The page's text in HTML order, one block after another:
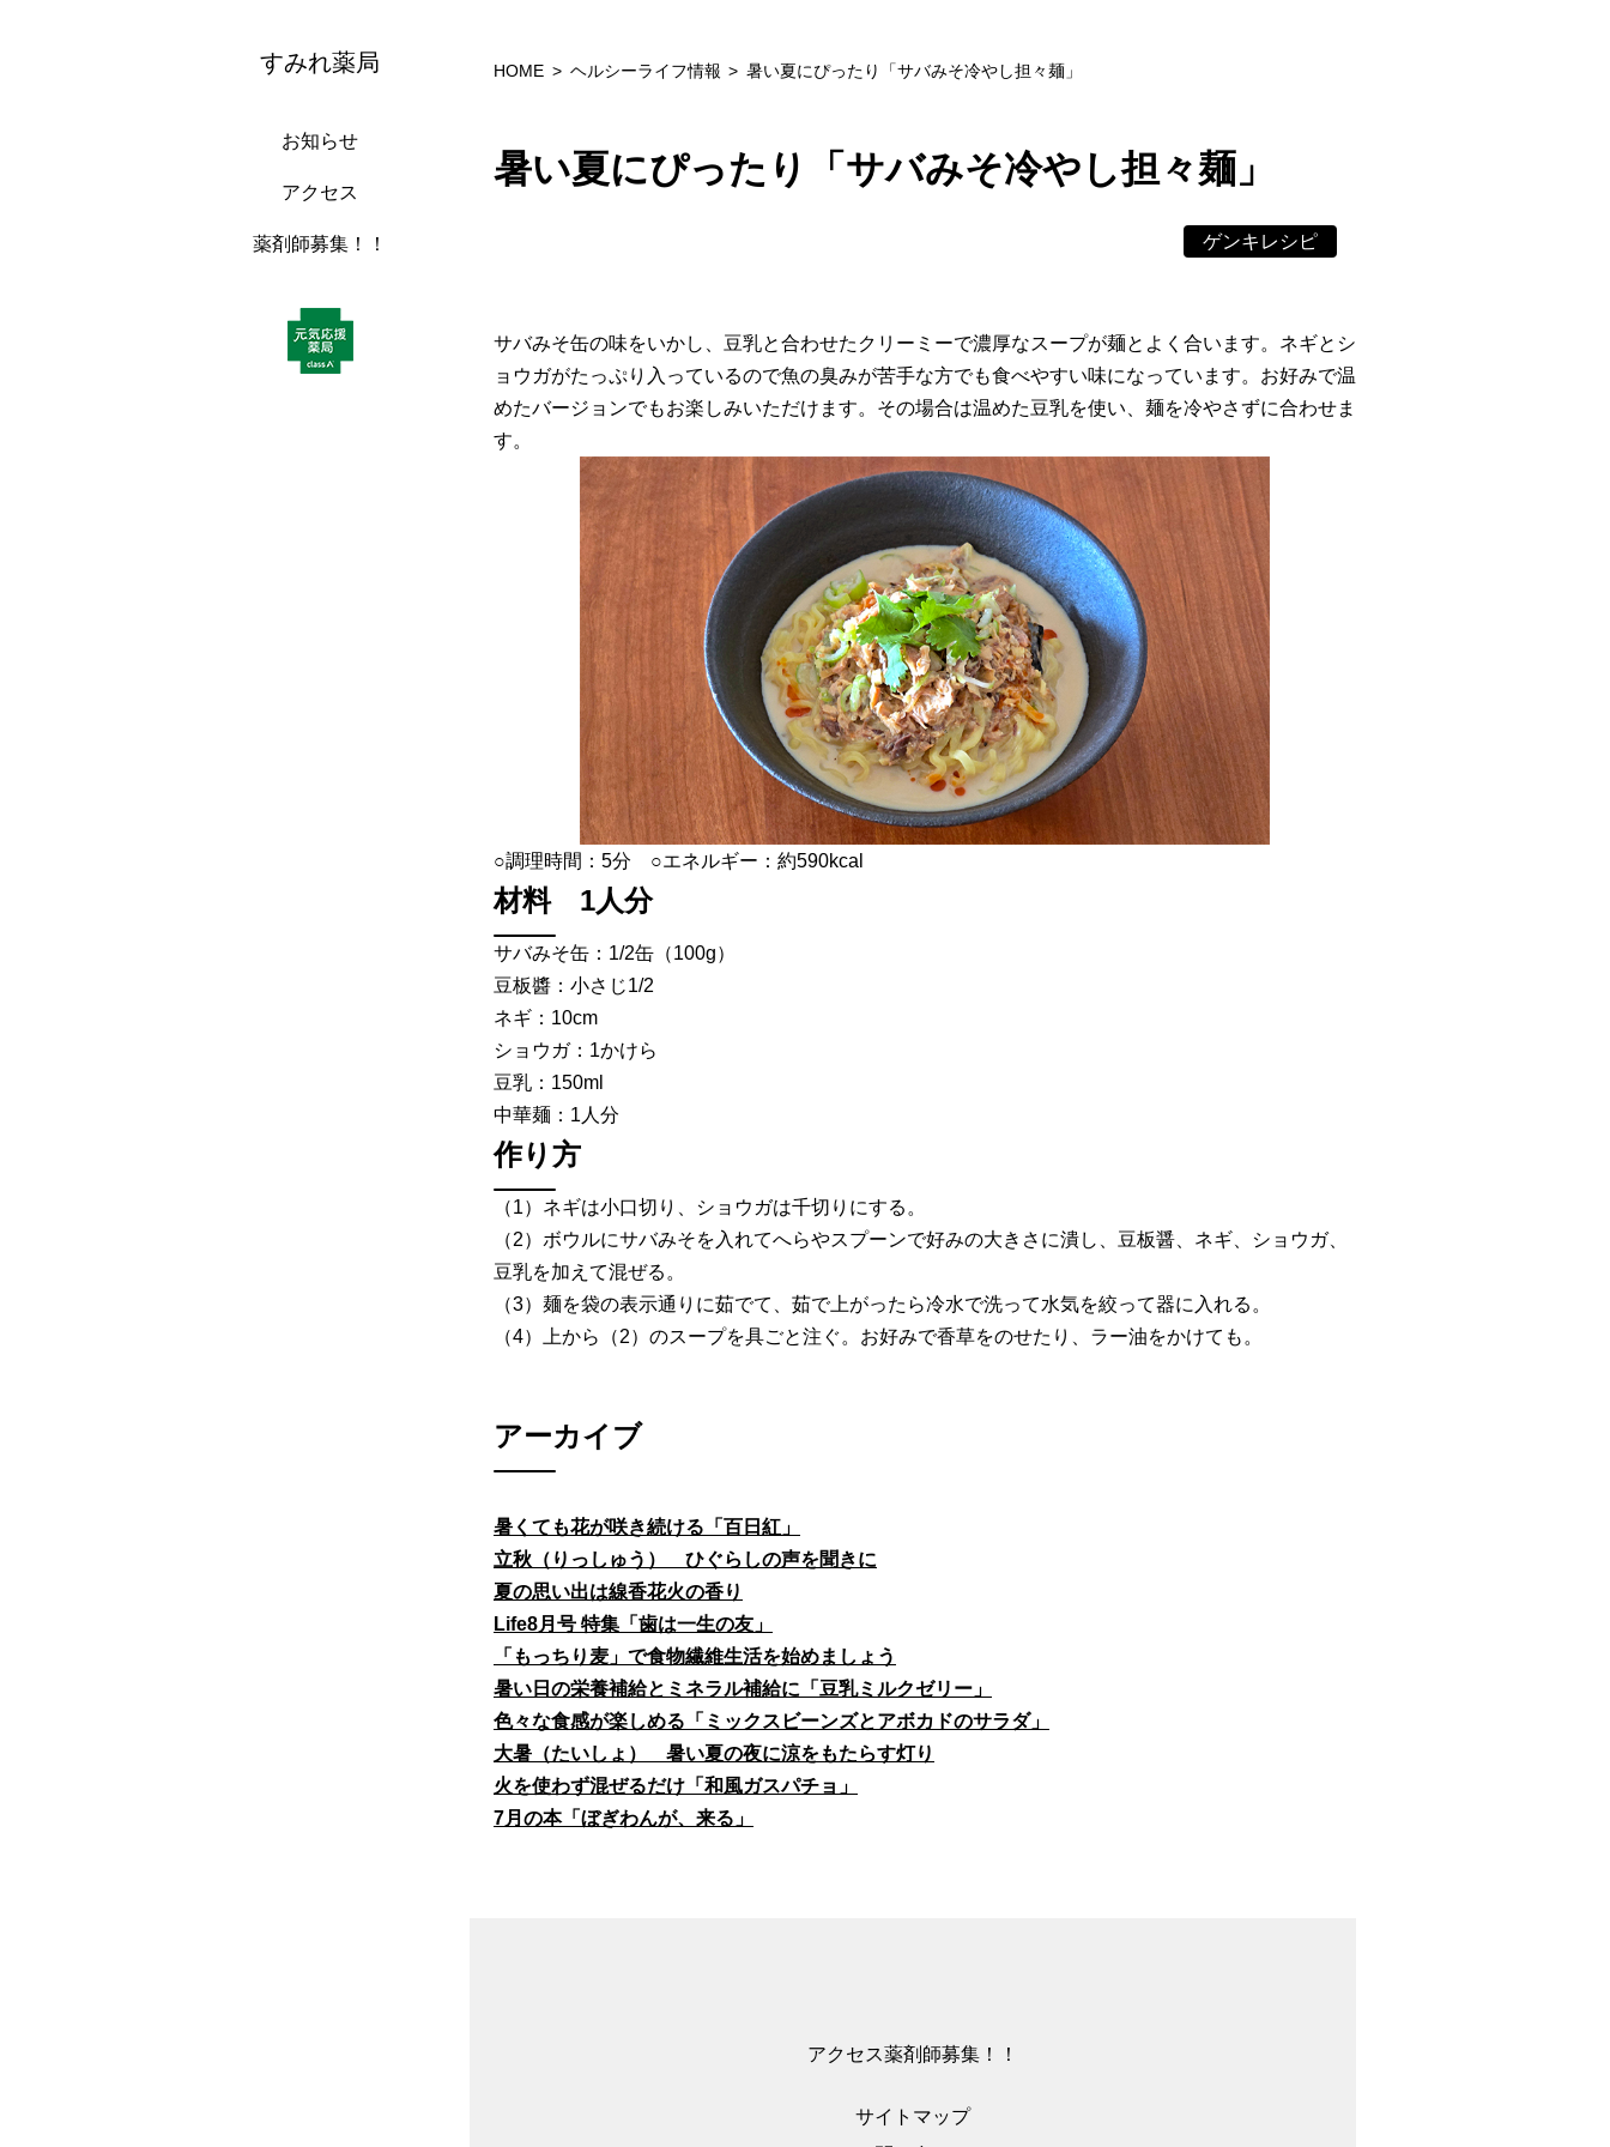
すみれ薬局
お知らせ
アクセス
薬剤師募集！！
HOME ヘルシーライフ情報 暑い夏にぴったり「サバみそ冷やし担々麺」
暑い夏にぴったり「サバみそ冷やし担々麺」
ゲンキレシピ
サバみそ缶の味をいかし、豆乳と合わせたクリーミーで濃厚なスープが麺とよく合います。ネギとシ
ョウガがたっぷり入っているので魚の臭みが苦手な方でも食べやすい味になっています。お好みで温
めたバージョンでもお楽しみいただけます。その場合は温めた豆乳を使い、麺を冷やさずに合わせま
す。
○調理時間：5分 ○エネルギー：約590kcal
材料 1人分
サバみそ缶：1/2缶（100g）
豆板醬：小さじ1/2
ネギ：10cm
ショウガ：1かけら
豆乳：150ml
中華麺：1人分
作り方
（1）ネギは小口切り、ショウガは千切りにする。
（2）ボウルにサバみそを入れてへらやスプーンで好みの大きさに潰し、豆板醤、ネギ、ショウガ、
豆乳を加えて混ぜる。
（3）麺を袋の表示通りに茹でて、茹で上がったら冷水で洗って水気を絞って器に入れる。
（4）上から（2）のスープを具ごと注ぐ。お好みで香草をのせたり、ラー油をかけても。
アーカイブ
暑くても花が咲き続ける「百日紅」
立秋（りっしゅう） ひぐらしの声を聞きに
夏の思い出は線香花火の香り
Life8月号 特集「歯は一生の友」
「もっちり麦」で食物繊維生活を始めましょう
暑い日の栄養補給とミネラル補給に「豆乳ミルクゼリー」
色々な食感が楽しめる「ミックスビーンズとアボカドのサラダ」
大暑（たいしょ） 暑い夏の夜に涼をもたらす灯り
火を使わず混ぜるだけ「和風ガスパチョ」
7月の本「ぼぎわんが、来る」
アクセス薬剤師募集！！
サイトマップ